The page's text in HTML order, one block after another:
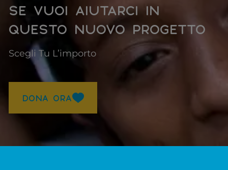
SE VUOI AIUTARCI IN
QUESTO NUOVO PROGETTO
Scegli Tu L’importo
DONA ORA